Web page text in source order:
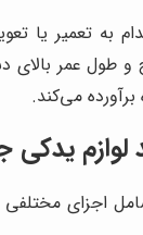
به تعمیر یا
طول عمر بالای
می‌کند.
لوازم
اجزای مختلفی